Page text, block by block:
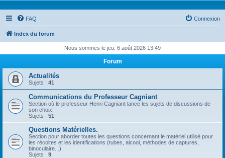
FAQ Connexion
Index du forum
Nous sommes le jeu. 6 août 2026 13:49
Forum
Actualités
Sujets : 41
Communications du Professeur Cagniant
Section où le professeur Henri Cagniant lance les sujets de discussions de
son choix.
Sujets : 51
Questions Matérielles.
Section pour aborder toutes les questions concernant le matériel utilisé pour
les récoltes et les identifications (tubes, alcool, méthodes de captures,
binoculaire...)
Sujets : 9